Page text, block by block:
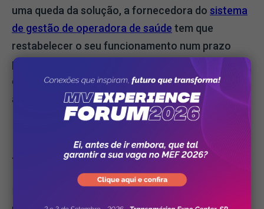
uma queda da solução, a fornecedora do sistema
de gestão de operadora de saúde tem que
restabelecer o seu funcionamento num prazo
para oferecer pré-estabelecido no SLA.
Quando
essa informação não está em contrato, o cliente
arrisca entrar na fila de atendimento.
4 - Envolvimento dos colaboradores